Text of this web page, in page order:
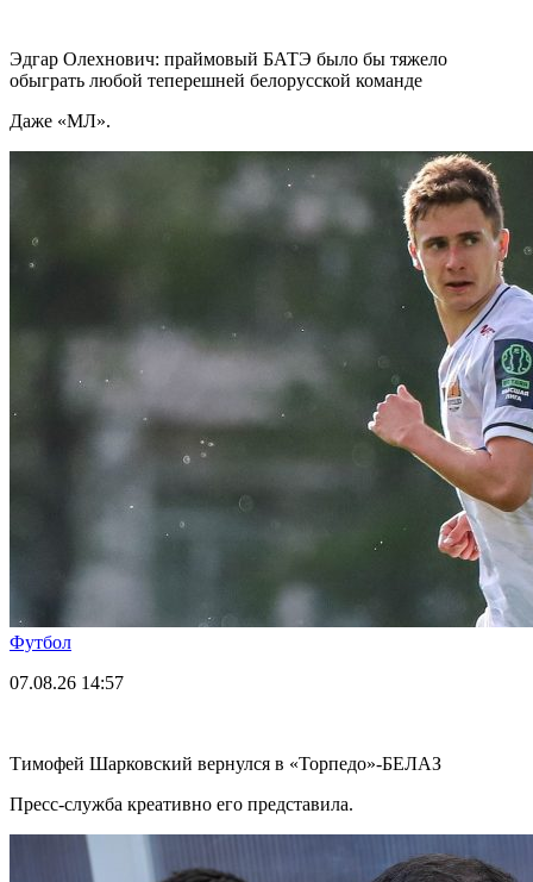
Эдгар Олехнович: праймовый БАТЭ было бы тяжело
обыграть любой теперешней белорусской команде
Даже «МЛ».
Футбол
07.08.26 14:57
Тимофей Шарковский вернулся в «Торпедо»-БЕЛАЗ
Пресс-служба креативно его представила.